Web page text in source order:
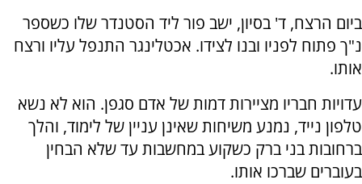
ביום הרצח, ד' בסיון, ישב פור ליד הסטנדר שלו כשספר
נ"ך פתוח לפניו ובנו לצידו. אכטלינגר התנפל עליו ורצח
אותו.
עדויות חבריו מציירות דמות של אדם סגפן. הוא לא נשא
טלפון נייד, נמנע משיחות שאינן עניין של לימוד, והלך
ברחובות בני ברק כשקוע במחשבות עד שלא הבחין
בעוברים שברכו אותו.